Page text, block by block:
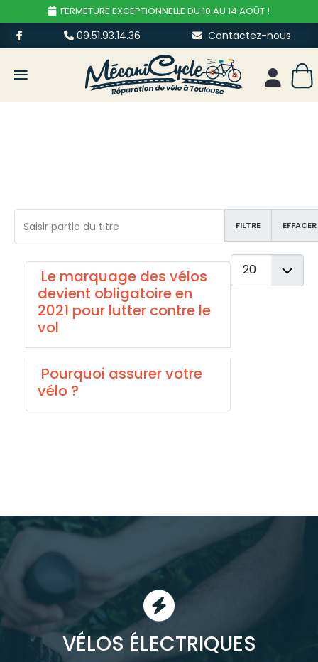
FERMETURE EXCEPTIONNELLE DU 10 AU 14 AOÛT !
09.51.93.14.36 Contactez-nous
≡ Mon
Saisir partie du titre
FILTRE EFFACER
Afficher #
Le marquage des vélos
devient obligatoire en
2021 pour lutter contre le
vol
Pourquoi assurer votre
vélo ?
VÉLOS ÉLECTRIQUES